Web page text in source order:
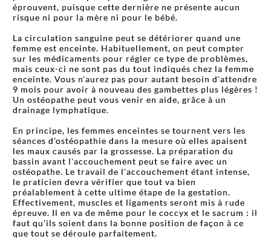
éprouvent, puisque cette dernière ne présente aucun
risque ni pour la mère ni pour le bébé.
La circulation sanguine peut se détériorer quand une
femme est enceinte. Habituellement, on peut compter
sur les médicaments pour régler ce type de problèmes,
mais ceux-ci ne sont pas du tout indiqués chez la femme
enceinte. Vous n'aurez pas pour autant besoin d'attendre
9 mois pour avoir à nouveau des gambettes plus légères !
Un ostéopathe peut vous venir en aide, grâce à un
drainage lymphatique.
En principe, les femmes enceintes se tournent vers les
séances d'ostéopathie dans la mesure où elles apaisent
les maux causés par la grossesse. La préparation du
bassin avant l'accouchement peut se faire avec un
ostéopathe. Le travail de l'accouchement étant intense,
le praticien devra vérifier que tout va bien
préalablement à cette ultime étape de la gestation.
Effectivement, muscles et ligaments seront mis à rude
épreuve. Il en va de même pour le coccyx et le sacrum : il
faut qu'ils soient dans la bonne position de façon à ce
que tout se déroule parfaitement.